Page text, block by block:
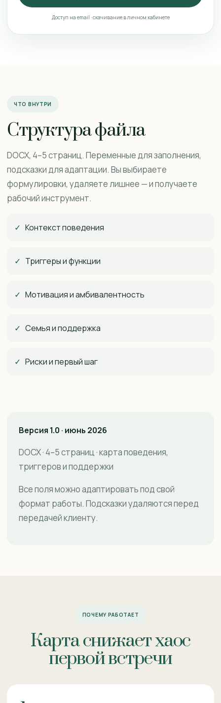
Доступ на email · скачивание в личном кабинете
ЧТО ВНУТРИ
Структура файла
DOCX, 4–5 страниц. Переменные для заполнения,
подсказки для адаптации. Вы выбираете
формулировки, удаляете лишнее — и получаете
рабочий инструмент.
✓ Контекст поведения
✓ Триггеры и функции
✓ Мотивация и амбивалентность
✓ Семья и поддержка
✓ Риски и первый шаг
Версия 1.0 · июнь 2026
DOCX · 4–5 страниц · карта поведения,
триггеров и поддержки
Все поля можно адаптировать под свой
формат работы. Подсказки удаляются перед
передачей клиенту.
ПОЧЕМУ РАБОТАЕТ
Карта снижает хаос
первой встречи